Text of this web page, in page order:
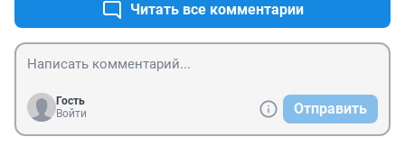
Читать все комментарии
Гость
Войти
Отправить